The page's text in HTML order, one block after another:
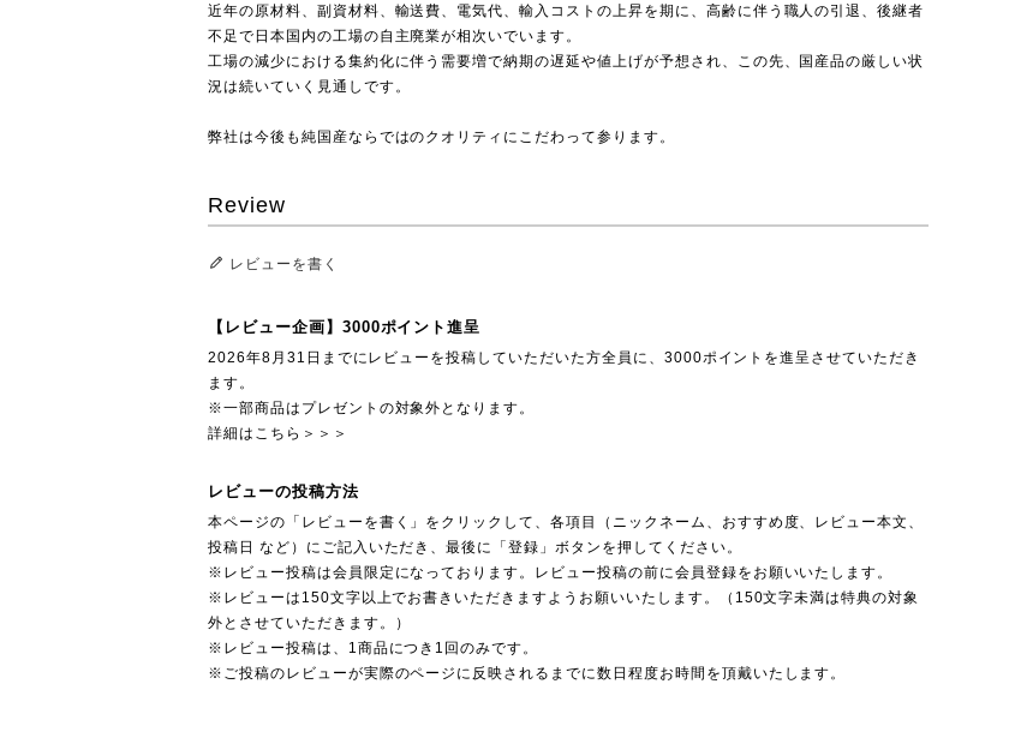
近年の原材料、副資材料、輸送費、電気代、輸入コストの上昇を期に、高齢に伴う職人の引退、後継者
不足で日本国内の工場の自主廃業が相次いでいます。
工場の減少における集約化に伴う需要増で納期の遅延や値上げが予想され、この先、国産品の厳しい状
況は続いていく見通しです。
弊社は今後も純国産ならではのクオリティにこだわって参ります。
Review
レビューを書く
【レビュー企画】3000ポイント進呈
2026年8月31日までにレビューを投稿していただいた方全員に、3000ポイントを進呈させていただき
ます。
※一部商品はプレゼントの対象外となります。
詳細はこちら＞＞＞
レビューの投稿方法
本ページの「レビューを書く」をクリックして、各項目（ニックネーム、おすすめ度、レビュー本文、
投稿日 など）にご記入いただき、最後に「登録」ボタンを押してください。
※レビュー投稿は会員限定になっております。レビュー投稿の前に会員登録をお願いいたします。
※レビューは150文字以上でお書きいただきますようお願いいたします。（150文字未満は特典の対象
外とさせていただきます。）
※レビュー投稿は、1商品につき1回のみです。
※ご投稿のレビューが実際のページに反映されるまでに数日程度お時間を頂戴いたします。